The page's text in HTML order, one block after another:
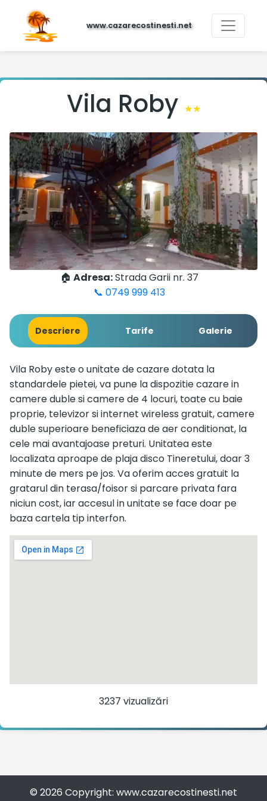
www.cazarecostinesti.net
Vila Roby ★★
🏠 Adresa:Strada Garii nr. 37
📞 0749 999 413
Descriere Tarife Galerie
Vila Roby este o unitate de cazare dotata la
standardele pietei, va pune la dispozitie cazare in
camere duble si camere de 4 locuri, toate cu baie
proprie, televizor si internet wireless gratuit, camere
duble superioare beneficiaza de aer conditionat, la
cele mai avantajoase preturi. Unitatea este
localizata aproape de plaja disco Tineretului, doar 3
minute de mers pe jos. Va oferim acces gratuit la
gratarul din terasa/foisor si parcare privata fara
niciun cost, iar accesul in unitate se face doar pe
baza cartela tip interfon.
3237 vizualizări
© 2026 Copyright: www.cazarecostinesti.net